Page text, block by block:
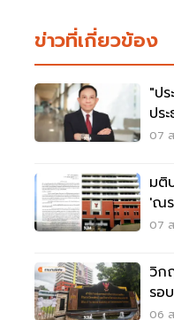
ข่าวที่เกี่ยวข้อง
"ปร
ปร
คุณ
07
มติ
'ณ
สร
07
วิก
รอ
ไม่
06